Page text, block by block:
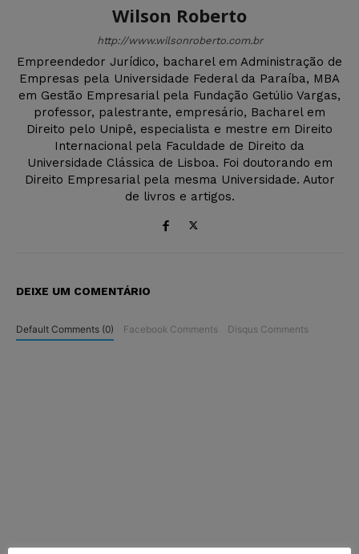
Wilson Roberto
http://www.wilsonroberto.com.br
Empreendedor Jurídico, bacharel em Administração de
Empresas pela Universidade Federal da Paraíba, MBA
em Gestão Empresarial pela Fundação Getúlio Vargas,
professor, palestrante, empresário, Bacharel em
Direito pelo Unipê, especialista e mestre em Direito
Internacional pela Faculdade de Direito da
Universidade Clássica de Lisboa. Foi doutorando em
Direito Empresarial pela mesma Universidade. Autor
de livros e artigos.
DEIXE UM COMENTÁRIO
Default Comments (0) Facebook Comments Disqus Comments